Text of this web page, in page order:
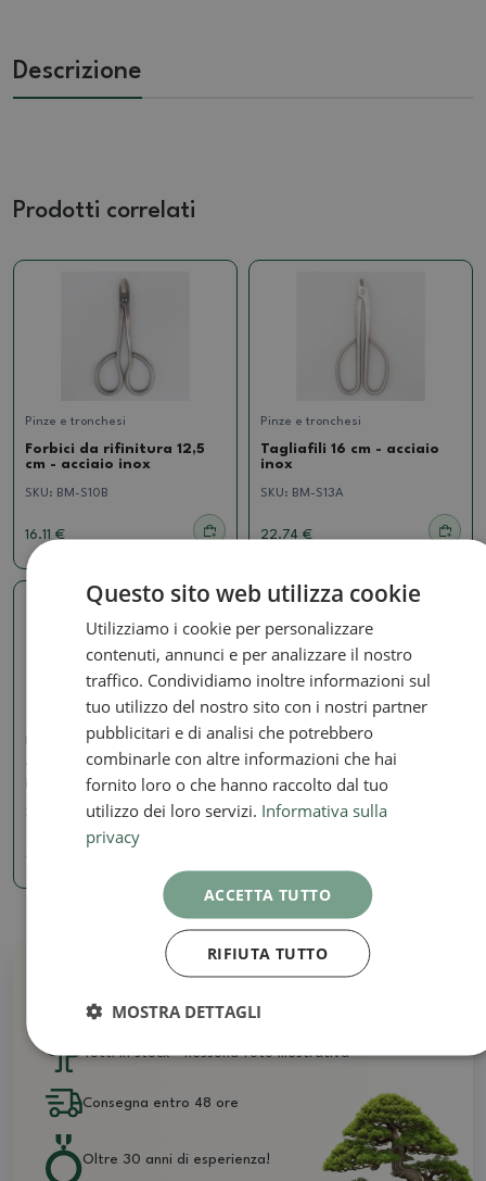
Descrizione
Prodotti correlati
Pinze e tronchesi
Forbici da rifinitura 12,5
cm - acciaio inox
SKU: BM-S10B
16.11 €
Pinze e tronchesi
Tagliafili 16 cm - acciaio
inox
SKU: BM-S13A
22.74 €
Pinze e tronchesi
Tagliafili 21 cm - acciaio
inox
BM-S4C
35.14 €
Tutti in stock - nessuna foto illustrativa
Consegna entro 48 ore
Oltre 30 anni di esperienza!
Questo sito web utilizza cookie
Utilizziamo i cookie per personalizzare
contenuti, annunci e per analizzare il nostro
traffico. Condividiamo inoltre informazioni sul
tuo utilizzo del nostro sito con i nostri partner
pubblicitari e di analisi che potrebbero
combinarle con altre informazioni che hai
fornito loro o che hanno raccolto dal tuo
utilizzo dei loro servizi. Informativa sulla
privacy
ACCETTA TUTTO
RIFIUTA TUTTO
MOSTRA DETTAGLI